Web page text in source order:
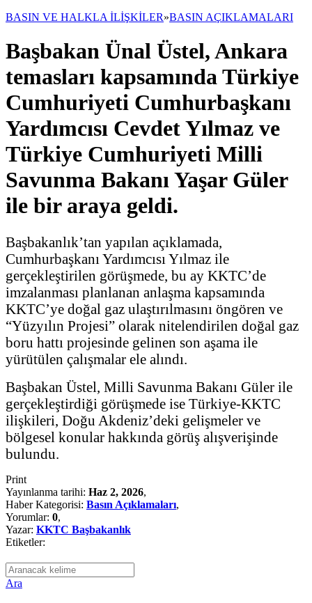
BASIN VE HALKLA İLİŞKİLER»BASIN AÇIKLAMALARI
Başbakan Ünal Üstel, Ankara
temasları kapsamında Türkiye
Cumhuriyeti Cumhurbaşkanı
Yardımcısı Cevdet Yılmaz ve
Türkiye Cumhuriyeti Milli
Savunma Bakanı Yaşar Güler
ile bir araya geldi.
Başbakanlık’tan yapılan açıklamada,
Cumhurbaşkanı Yardımcısı Yılmaz ile
gerçekleştirilen görüşmede, bu ay KKTC’de
imzalanması planlanan anlaşma kapsamında
KKTC’ye doğal gaz ulaştırılmasını öngören ve
“Yüzyılın Projesi” olarak nitelendirilen doğal gaz
boru hattı projesinde gelinen son aşama ile
yürütülen çalışmalar ele alındı.
Başbakan Üstel, Milli Savunma Bakanı Güler ile
gerçekleştirdiği görüşmede ise Türkiye-KKTC
ilişkileri, Doğu Akdeniz’deki gelişmeler ve
bölgesel konular hakkında görüş alışverişinde
bulundu.
Print
Yayınlanma tarihi: Haz 2, 2026,
Haber Kategorisi: Basın Açıklamaları,
Yorumlar: 0,
Yazar: KKTC Başbakanlık
Etiketler:
Ara